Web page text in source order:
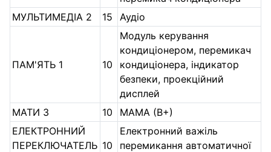
МУЛЬТИМЕДІА 2
15 Аудіо
ПАМ'ЯТЬ 1 10
Модуль керування
кондиціонером, перемикач
кондиціонера, індикатор
безпеки, проекційний
дисплей
МАТИ 3
10
МАМА (В+)
ЕЛЕКТРОННИЙ
ПЕРЕКЛЮЧАТЕЛЬ 10
Електронний важіль
перемикання автоматичної